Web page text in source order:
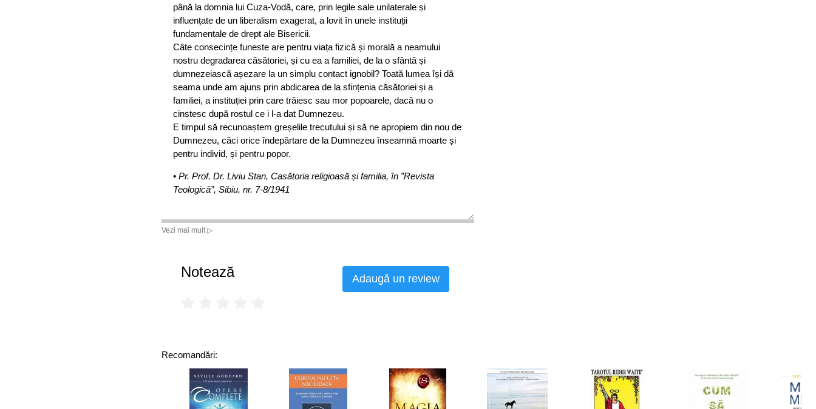
până la domnia lui Cuza-Vodă, care, prin legile sale unilaterale și
influențate de un liberalism exagerat, a lovit în unele instituții
fundamentale de drept ale Bisericii.
Câte consecințe funeste are pentru viața fizică și morală a neamului
nostru degradarea căsătoriei, și cu ea a familiei, de la o sfântă și
dumnezeiască așezare la un simplu contact ignobil? Toată lumea își dă
seama unde am ajuns prin abdicarea de la sfințenia căsătoriei și a
familiei, a instituției prin care trăiesc sau mor popoarele, dacă nu o
cinstesc după rostul ce i l-a dat Dumnezeu.
E timpul să recunoaștem greșelile trecutului și să ne apropiem din nou de
Dumnezeu, căci orice îndepărtare de la Dumnezeu înseamnă moarte și
pentru individ, și pentru popor.
• Pr. Prof. Dr. Liviu Stan, Casătoria religioasă și familia, în ”Revista
Teologică”, Sibiu, nr. 7-8/1941
Vezi mai mult ▷
Notează Adaugă un review
Recomandări: